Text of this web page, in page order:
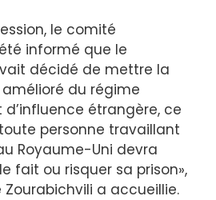
le comité
informé que le
décidé de mettre la
du régime
d’influence étrangère, ce
personne travaillant
Royaume-Uni devra
fait ou risquer sa prison»,
a accueillie.